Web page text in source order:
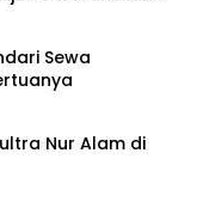
Sewa
Nur Alam di